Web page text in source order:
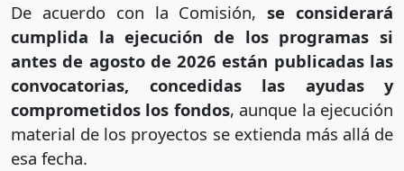
De acuerdo con la Comisión,se considerará
cumplida la ejecución de los programas si
antes de agosto de 2026 están publicadas las
convocatorias, concedidas las ayudas y
comprometidos los fondos, aunque la ejecución
material de los proyectos se extienda más allá de
esa fecha.